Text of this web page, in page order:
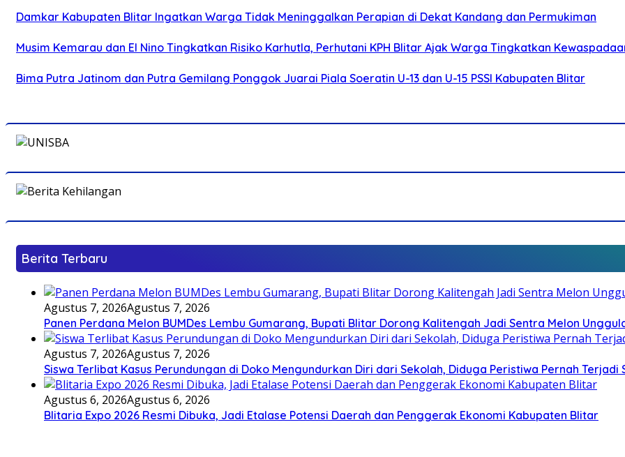
Damkar Kabupaten Blitar Ingatkan Warga Tidak Meninggalkan Perapian di Dekat Kandang dan Permukiman
Musim Kemarau dan El Nino Tingkatkan Risiko Karhutla, Perhutani KPH Blitar Ajak Warga Tingkatkan
Bima Putra Jatinom dan Putra Gemilang Ponggok Juarai Piala Soeratin U-13 dan U-15 PSSI Kabupaten Blitar
Berita Terbaru
Agustus 7, 2026Agustus 7, 2026
Panen Perdana Melon BUMDes Lembu Gumarang, Bupati Blitar Dorong Kalitengah Jadi Sentra Melon
Agustus 7, 2026Agustus 7, 2026
Siswa Terlibat Kasus Perundungan di Doko Mengundurkan Diri dari Sekolah, Diduga Peristiwa Pernah Terjadi
Agustus 6, 2026Agustus 6, 2026
Blitaria Expo 2026 Resmi Dibuka, Jadi Etalase Potensi Daerah dan Penggerak Ekonomi Kabupaten Blitar